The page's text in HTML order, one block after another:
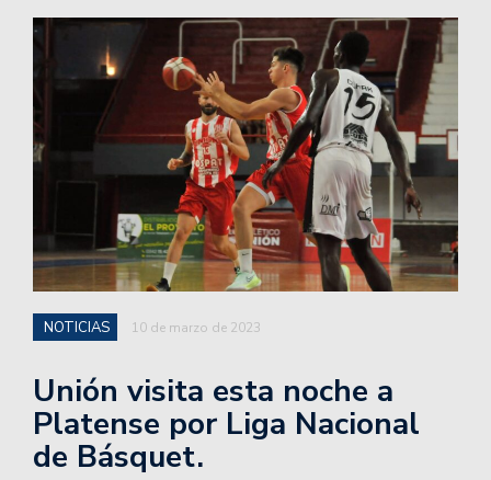
NOTICIAS 10 de marzo de 2023
Unión visita esta noche a
Platense por Liga Nacional
de Básquet.